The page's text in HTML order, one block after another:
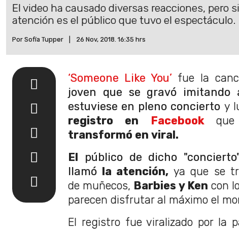
El video ha causado diversas reacciones, pero
atención es el público que tuvo el espectáculo.
Por Sofía Tupper 26 Nov, 2018. 16:35 hrs
‘Someone Like You’fue la
joven que se gravó imitando
estuviese en pleno concierto y
registro en Facebook
transformó en viral.
El público de dicho
llamó la atención, ya que se
de muñecos, Barbies y Ken con
parecen disfrutar al máximo el
El registro fue viralizado por la